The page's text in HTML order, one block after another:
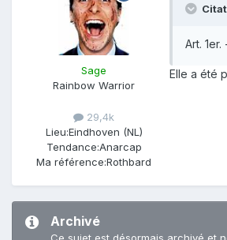
Sage
Rainbow Warrior
29,4k
Lieu:Eindhoven (NL)
Tendance:Anarcap
Ma référence:Rothbard
Art.
Elle a été
Archivé
Ce sujet est désormais archivé et